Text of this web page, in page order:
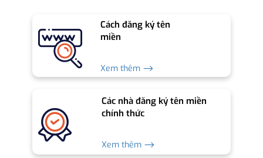
Cách đăng ký tên
miền
Xem thêm ⟶
Các nhà đăng ký tên miền
chính thức
Xem thêm ⟶